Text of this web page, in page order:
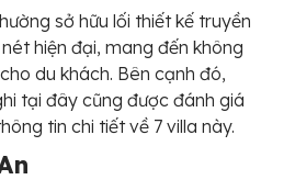
sở hữu lối thiết kế truyền
hiện đại, mang đến không
du khách. Bên cạnh đó,
tại đây cũng được đánh giá
tin chi tiết về 7 villa này.